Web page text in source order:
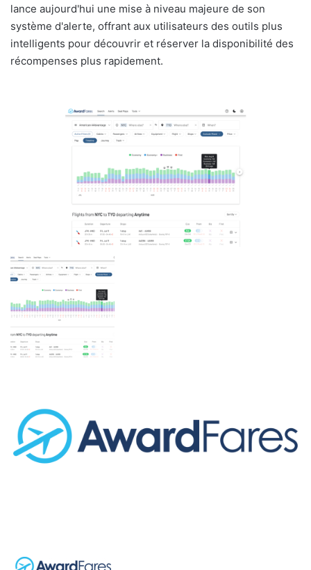
e
r
i
e
l
lance aujourd'hui une mise à niveau majeure de son
système d'alerte, offrant aux utilisateurs des outils plus
intelligents pour découvrir et réserver la disponibilité des
récompenses plus rapidement.